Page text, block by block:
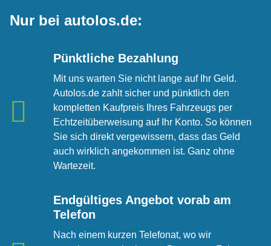
Nur bei autolos.de:
Pünktliche Bezahlung
Mit uns warten Sie nicht lange auf Ihr Geld.
Autolos.de zahlt sicher und pünktlich den
kompletten Kaufpreis Ihres Fahrzeugs per
Echtzeitüberweisung auf Ihr Konto. So können
Sie sich direkt vergewissern, dass das Geld
auch wirklich angekommen ist. Ganz ohne
Wartezeit.
Endgültiges Angebot vorab am
Telefon
Nach einem kurzen Telefonat, wo wir